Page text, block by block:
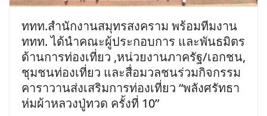
ททท.สำนักงานสมุทรสงคราม พร้อมทีมงาน
ททท. ได้นำคณะผู้ประกอบการ และพันธมิตร
ด้านการท่องเที่ยว ,หน่วยงานภาครัฐ/เอกชน,
ชุมชนท่องเที่ยว และสื่อมวลชนร่วมกิจกรรม
คาราวานส่งเสริมการท่องเที่ยว “พลังศรัทธา
ห่มผ้าหลวงปู่ทวด ครั้งที่ 10”